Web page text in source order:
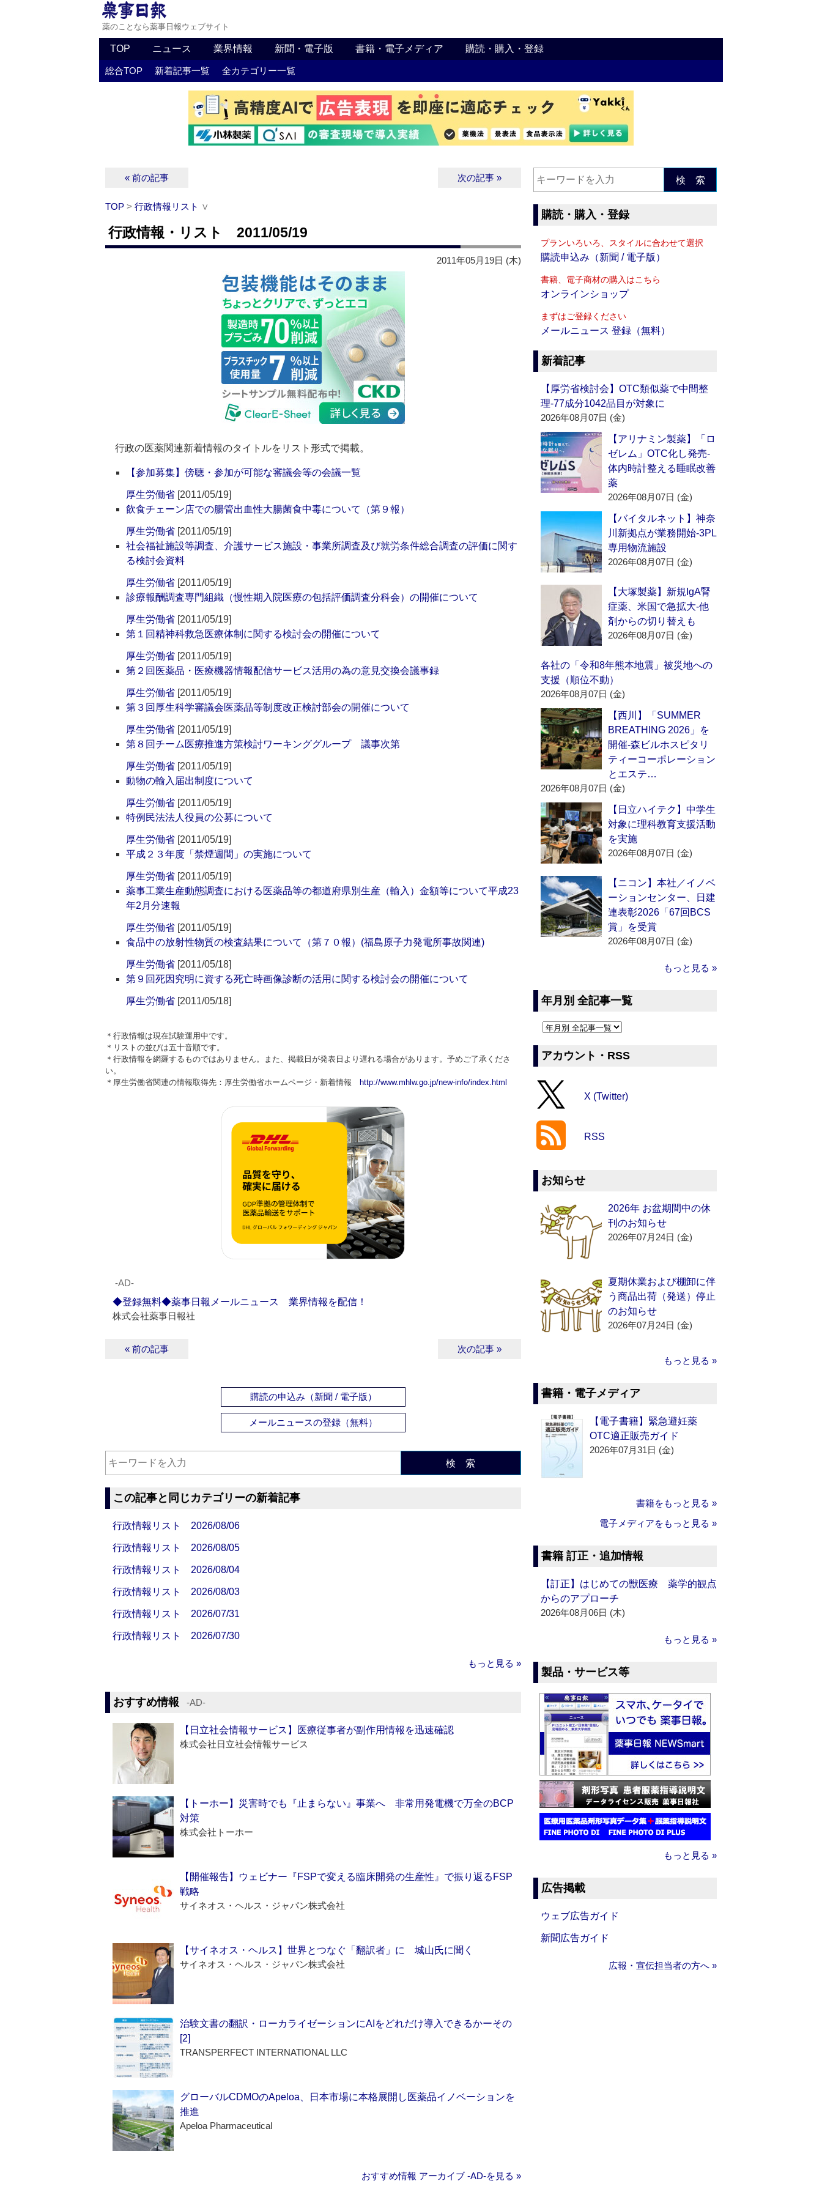
薬のことなら薬事日報ウェブサイト
TOP ニュース 業界情報 新聞・電子版 書籍・電子メディア 購読・購入・登録
総合TOP 新着記事一覧 全カテゴリー一覧
« 前の記事 次の記事 »
TOP > 行政情報リスト ∨
行政情報・リスト 2011/05/19
2011年05月19日 (木)
行政の医薬関連新着情報のタイトルをリスト形式で掲載。
【参加募集】傍聴・参加が可能な審議会等の会議一覧
厚生労働省 [2011/05/19]
飲食チェーン店での腸管出血性大腸菌食中毒について（第９報）
厚生労働省 [2011/05/19]
社会福祉施設等調査、介護サービス施設・事業所調査及び就労条件総合調査の評価に関す
る検討会資料
厚生労働省 [2011/05/19]
診療報酬調査専門組織（慢性期入院医療の包括評価調査分科会）の開催について
厚生労働省 [2011/05/19]
第１回精神科救急医療体制に関する検討会の開催について
厚生労働省 [2011/05/19]
第２回医薬品・医療機器情報配信サービス活用の為の意見交換会議事録
厚生労働省 [2011/05/19]
第３回厚生科学審議会医薬品等制度改正検討部会の開催について
厚生労働省 [2011/05/19]
第８回チーム医療推進方策検討ワーキンググループ 議事次第
厚生労働省 [2011/05/19]
動物の輸入届出制度について
厚生労働省 [2011/05/19]
特例民法法人役員の公募について
厚生労働省 [2011/05/19]
平成２３年度「禁煙週間」の実施について
厚生労働省 [2011/05/19]
薬事工業生産動態調査における医薬品等の都道府県別生産（輸入）金額等について平成23
年2月分速報
厚生労働省 [2011/05/19]
食品中の放射性物質の検査結果について（第７０報）(福島原子力発電所事故関連)
厚生労働省 [2011/05/18]
第９回死因究明に資する死亡時画像診断の活用に関する検討会の開催について
厚生労働省 [2011/05/18]
＊行政情報は現在試験運用中です。
＊リストの並びは五十音順です。
＊行政情報を網羅するものではありません。また、掲載日が発表日より遅れる場合があります。予めご了承くださ
い。
＊厚生労働省関連の情報取得先：厚生労働省ホームページ・新着情報
http://www.mhlw.go.jp/new-info/index.html
‐AD‐
◆登録無料◆薬事日報メールニュース 業界情報を配信！
株式会社薬事日報社
« 前の記事 次の記事 »
購読の申込み（新聞 / 電子版）
メールニュースの登録（無料）
検 索
この記事と同じカテゴリーの新着記事
行政情報リスト 2026/08/06
行政情報リスト 2026/08/05
行政情報リスト 2026/08/04
行政情報リスト 2026/08/03
行政情報リスト 2026/07/31
行政情報リスト 2026/07/30
もっと見る »
おすすめ情報 ‐AD‐
【日立社会情報サービス】医療従事者が副作用情報を迅速確認
株式会社日立社会情報サービス
【トーホー】災害時でも『止まらない』事業へ 非常用発電機で万全のBCP
対策
株式会社トーホー
【開催報告】ウェビナー『FSPで変える臨床開発の生産性』で振り返るFSP
戦略
サイネオス・ヘルス・ジャパン株式会社
【サイネオス・ヘルス】世界とつなぐ「翻訳者」に 城山氏に聞く
サイネオス・ヘルス・ジャパン株式会社
治験文書の翻訳・ローカライゼーションにAIをどれだけ導入できるかーその
[2]
TRANSPERFECT INTERNATIONAL LLC
グローバルCDMOのApeloa、日本市場に本格展開し医薬品イノベーションを
推進
Apeloa Pharmaceutical
おすすめ情報 アーカイブ ‐AD‐を見る »
検 索
購読・購入・登録
プランいろいろ、スタイルに合わせて選択
購読申込み（新聞 / 電子版）
書籍、電子商材の購入はこちら
オンラインショップ
まずはご登録ください
メールニュース 登録（無料）
新着記事
【厚労省検討会】OTC類似薬で中間整
理‐77成分1042品目が対象に
2026年08月07日 (金)
【アリナミン製薬】「ロ
ゼレム」OTC化し発売‐
体内時計整える睡眠改善
薬
2026年08月07日 (金)
【バイタルネット】神奈
川新拠点が業務開始‐3PL
専用物流施設
2026年08月07日 (金)
【大塚製薬】新規IgA腎
症薬、米国で急拡大‐他
剤からの切り替えも
2026年08月07日 (金)
各社の「令和8年熊本地震」被災地への
支援（順位不動）
2026年08月07日 (金)
【西川】「SUMMER
BREATHING 2026」を
開催‐森ビルホスピタリ
ティーコーポレーション
とエステ…
2026年08月07日 (金)
【日立ハイテク】中学生
対象に理科教育支援活動
を実施
2026年08月07日 (金)
【ニコン】本社／イノベ
ーションセンター、日建
連表彰2026「67回BCS
賞」を受賞
2026年08月07日 (金)
もっと見る »
年月別 全記事一覧
アカウント・RSS
X (Twitter)
RSS
お知らせ
2026年 お盆期間中の休
刊のお知らせ
2026年07月24日 (金)
夏期休業および棚卸に伴
う商品出荷（発送）停止
のお知らせ
2026年07月24日 (金)
もっと見る »
書籍・電子メディア
【電子書籍】緊急避妊薬
OTC適正販売ガイド
2026年07月31日 (金)
書籍をもっと見る »
電子メディアをもっと見る »
書籍 訂正・追加情報
【訂正】はじめての獣医療 薬学的観点
からのアプローチ
2026年08月06日 (木)
もっと見る »
製品・サービス等
もっと見る »
広告掲載
ウェブ広告ガイド
新聞広告ガイド
広報・宣伝担当者の方へ »